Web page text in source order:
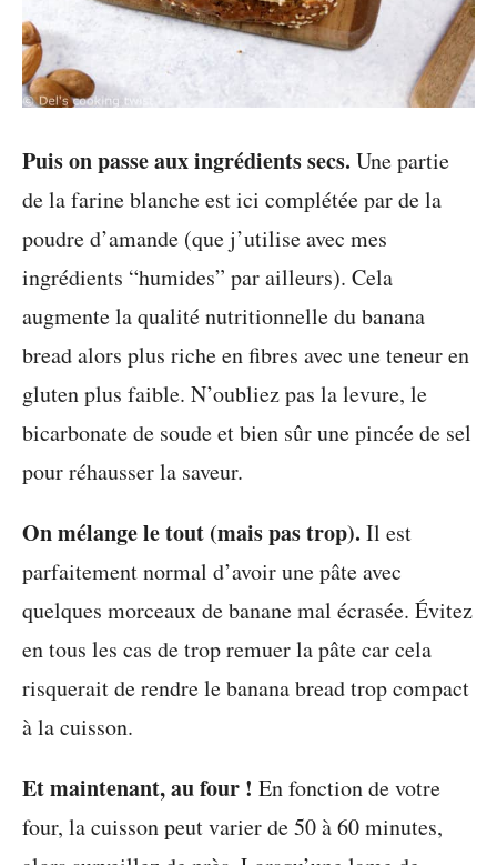
Puis on passe aux ingrédients secs. Une partie
de la farine blanche est ici complétée par de la
poudre d’amande (que j’utilise avec mes
ingrédients “humides” par ailleurs). Cela
augmente la qualité nutritionnelle du banana
bread alors plus riche en fibres avec une teneur en
gluten plus faible. N’oubliez pas la levure, le
bicarbonate de soude et bien sûr une pincée de sel
pour réhausser la saveur.
On mélange le tout (mais pas trop). Il est
parfaitement normal d’avoir une pâte avec
quelques morceaux de banane mal écrasée. Évitez
en tous les cas de trop remuer la pâte car cela
risquerait de rendre le banana bread trop compact
à la cuisson.
Et maintenant, au four ! En fonction de votre
four, la cuisson peut varier de 50 à 60 minutes,